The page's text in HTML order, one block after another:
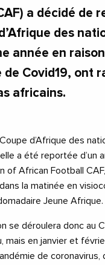
a décidé de
des
année en
de Covid19, ont
africains.
d’Afrique des
a été reportée d’un
of African Football
la matinée en
Jeune Afrique.
se déroulera donc au
mais en janvier et
de coronavirus,